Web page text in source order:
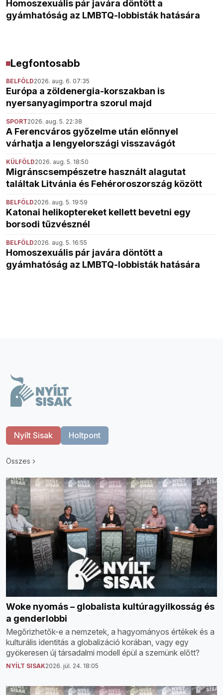
Homoszexuális pár javára döntött a
gyámhatóság az LMBTQ-lobbisták hatására
Legfontosabb
BELFÖLD2026. aug. 6. 07:35
Európa a zöldenergia-korszakban is
nyersanyagimportra szorul majd
SPORT2026. aug. 5. 22:38
A Ferencváros győzelme után előnnyel
várhatja a lengyelországi visszavágót
KÜLFÖLD2026. aug. 5. 18:50
Migránscsempészetre használt alagutat
találtak Litvánia és Fehéroroszország között
BELFÖLD2026. aug. 5. 19:59
Katonai helikoptereket kellett bevetni egy
borsodi tűzvésznél
BELFÖLD2026. aug. 5. 16:55
Homoszexuális pár javára döntött a
gyámhatóság az LMBTQ-lobbisták hatására
Nyílt Sisak Holtpont
Összes
Woke nyomás – globalista kultúragyilkosság és
a genderlobbi
Megőrizhetők-e a nemzetek, a hagyományos értékek és a
kulturális identitás a globalizáció korában, vagy egy
gyökeresen új társadalmi modell épül a szemünk előtt?
NYÍLT SISAK2026. júl. 24. 18:05